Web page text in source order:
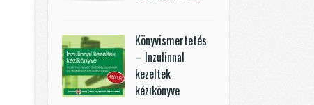
Könyvismertetés
– Inzulinnal
kezeltek
kézikönyve